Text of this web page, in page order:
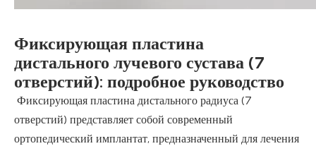
Фиксирующая пластина
дистального лучевого сустава (7
отверстий): подробное руководство
Фиксирующая пластина дистального радиуса (7
отверстий) представляет собой современный
ортопедический имплантат, предназначенный для лечения